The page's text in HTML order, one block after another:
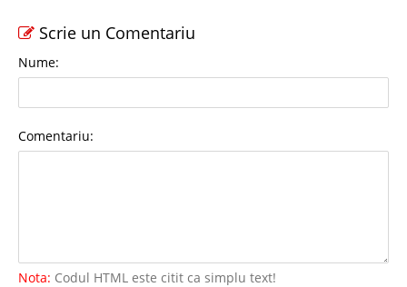
Scrie un Comentariu
Nume:
Comentariu:
Nota: Codul HTML este citit ca simplu text!